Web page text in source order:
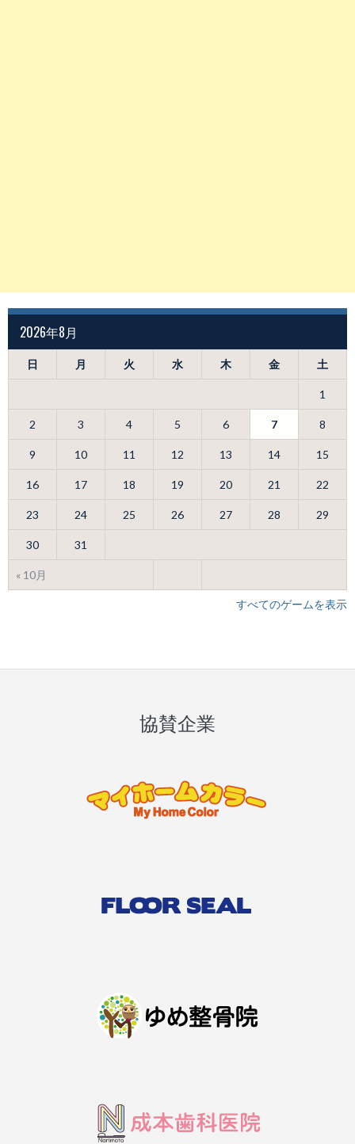
2026年8月
日 月 火 水 木 金 土
« 10月
1
2 3 4 5 6 7 8
9 10 11 12 13 14 15
16 17 18 19 20 21 22
23 24 25 26 27 28 29
30 31
すべてのゲームを表示
協賛企業